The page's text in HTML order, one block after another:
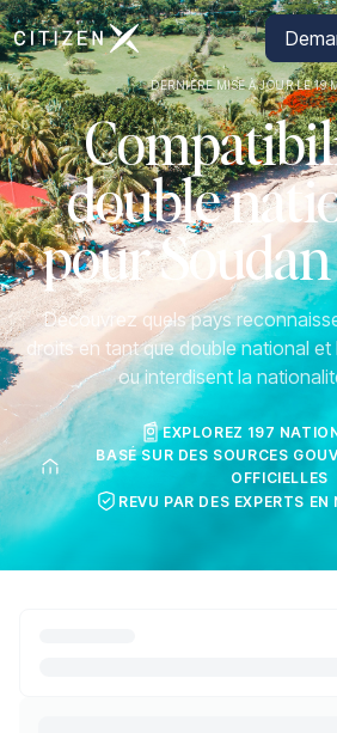
Aller à la page d'accueil de CitizenX
DERNIÈRE MISE À JOUR LE 19
double
pour
Découvrez quels pays
droits en tant que double national
ou interdisent la
EXPLOREZ 197
BASÉ SUR DES SOURCES
OFFICIELLES
REVU PAR DES EXPERTS